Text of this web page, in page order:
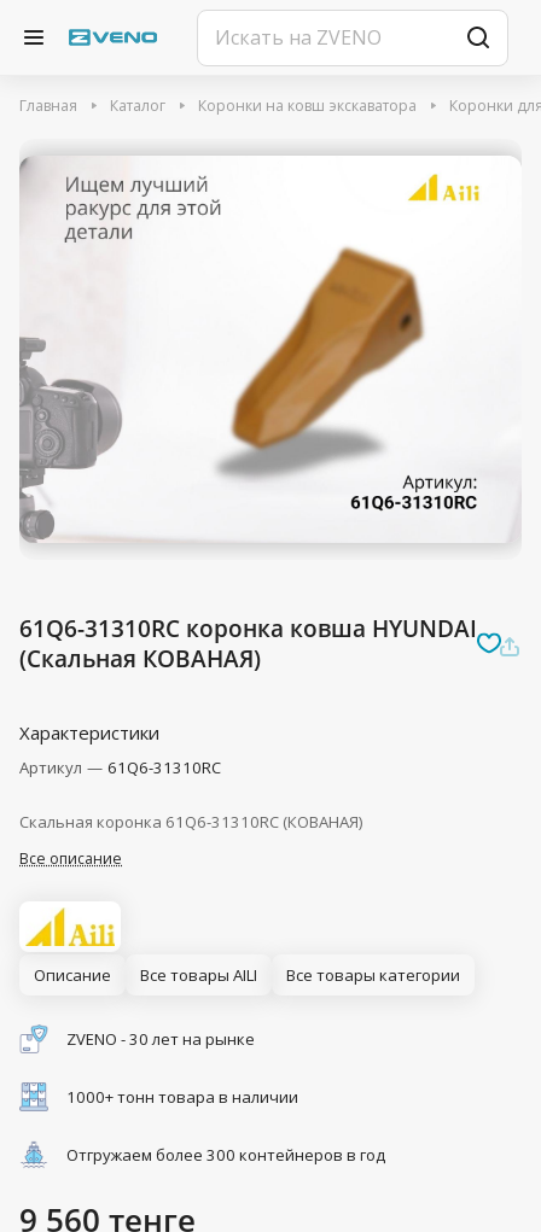
Главная Каталог Коронки на ковш экскаватора Коронки
61Q6-31310RC коронка ковша HYUNDAI
(Скальная КОВАНАЯ)
Характеристики
Артикул — 61Q6-31310RC
Скальная коронка 61Q6-31310RC (КОВАНАЯ)
Все описание
Описание Все товары AILI Все товары категории
ZVENO - 30 лет на рынке
1000+ тонн товара в наличии
Отгружаем более 300 контейнеров в год
9 560 тенге